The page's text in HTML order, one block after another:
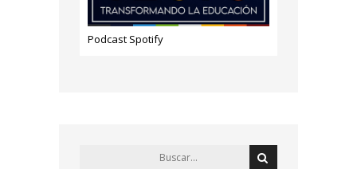
Podcast Spotify